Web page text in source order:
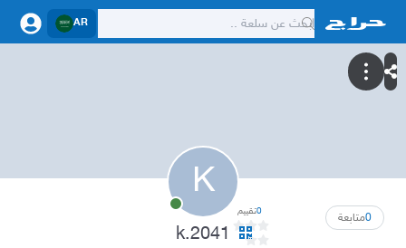
AR
K
0متابعة 0تقييم
k.2041